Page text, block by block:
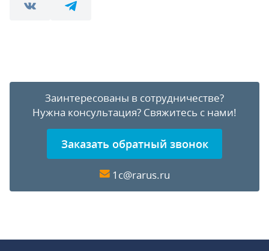
Заинтересованы в сотрудничестве?
Нужна консультация? Свяжитесь с нами!
Заказать обратный звонок
1c@rarus.ru